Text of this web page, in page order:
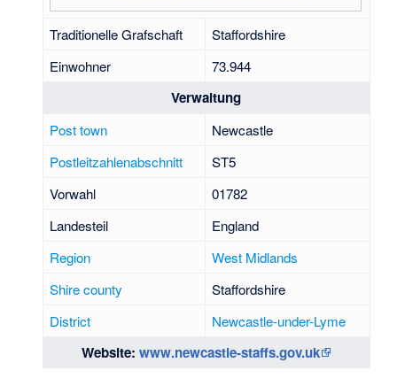
Traditionelle Grafschaft
Staffordshire
Einwohner
73.944
Verwaltung
Post town
Newcastle
Postleitzahlen­abschnitt
ST5
Vorwahl
01782
Landesteil
England
Region
West Midlands
Shire county
Staffordshire
District
Newcastle-under-Lyme
Website: www.newcastle-staffs.gov.uk